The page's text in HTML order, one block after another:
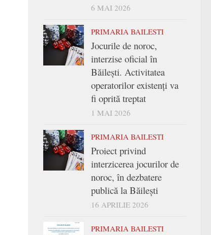
6 MAI 2026
PRIMARIA BAILESTI
Jocurile de noroc,
interzise oficial în
Băilești. Activitatea
operatorilor existenți va
fi oprită treptat
1 MAI 2026
PRIMARIA BAILESTI
Proiect privind
interzicerea jocurilor de
noroc, în dezbatere
publică la Băilești
16 APRILIE 2026
PRIMARIA BAILESTI